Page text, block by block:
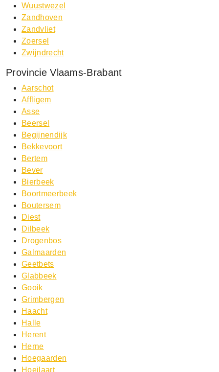
Wuustwezel
Zandhoven
Zandvliet
Zoersel
Zwijndrecht
Provincie Vlaams-Brabant
Aarschot
Affligem
Asse
Beersel
Begijnendijk
Bekkevoort
Bertem
Bever
Bierbeek
Boortmeerbeek
Boutersem
Diest
Dilbeek
Drogenbos
Galmaarden
Geetbets
Glabbeek
Gooik
Grimbergen
Haacht
Halle
Herent
Herne
Hoegaarden
Hoeilaart